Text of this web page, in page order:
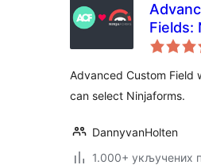
Fields:
Add-on
Advanced Custom Field
can select Ninjaforms.
DannyvanHolten
1.000+ укључених